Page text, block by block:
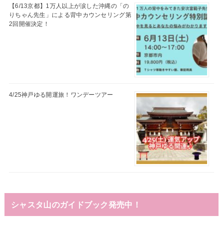
【6/13京都】1万人以上が涙した沖縄の「の
りちゃん先生」による背中カウンセリング第
2回開催決定！
4/25神戸ゆる開運旅！ワンデーツアー
シャスタ山のガイドブック発売中！